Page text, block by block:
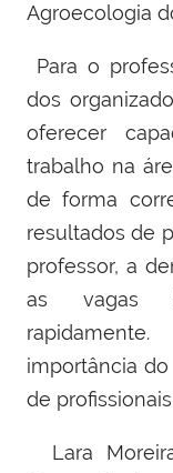
Agroecologia
Para o
dos
oferecer
trabalho na
de forma
resultados de
professor, a
as vagas
importância do
de
Lara